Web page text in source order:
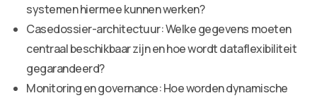
systemen hiermee kunnen werken?
Casedossier-architectuur: Welke gegevens moeten
centraal beschikbaar zijn en hoe wordt dataflexibiliteit
gegarandeerd?
Monitoring en governance: Hoe worden dynamische